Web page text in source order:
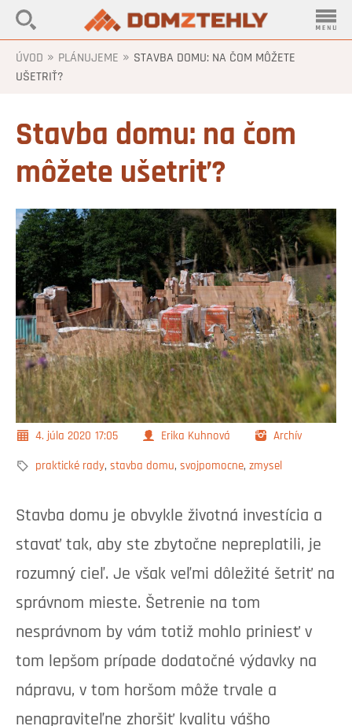
ÚVOD » PLÁNUJEME » STAVBA DOMU: NA ČOM MÔŽETE
UŠETRIŤ?
Stavba domu: na čom
môžete ušetriť?
4. júla 2020 17:05 Erika Kuhnová Archív
praktické rady, stavba domu, svojpomocne, zmysel
Stavba domu je obvykle životná investícia a
stavať tak, aby ste zbytočne nepreplatili, je
rozumný cieľ. Je však veľmi dôležité šetriť na
správnom mieste. Šetrenie na tom
nesprávnom by vám totiž mohlo priniesť v
tom lepšom prípade dodatočné výdavky na
nápravu, v tom horšom môže trvale a
nenapraviteľne zhoršiť kvalitu vášho